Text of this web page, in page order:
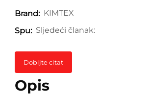
Brand: KIMTEX
Spu: Sljedeći članak:
Dobijte citat
Opis